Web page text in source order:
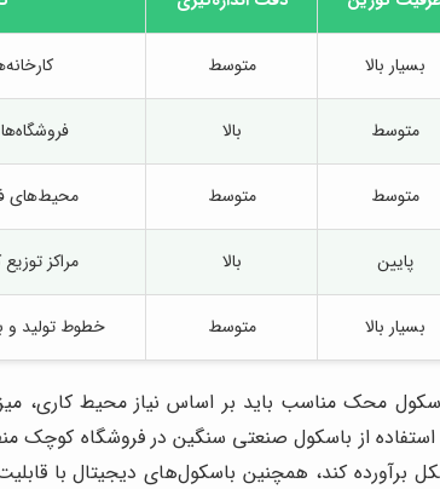
بسیار بالا متوسط
متوسط بالا
متوسط متوسط محیط‌های
پایین بالا مراکز
بسیار بالا متوسط خطوط تولید و
محک مناسب باید بر اساس نیاز محیط کاری،
استفاده از باسکول صنعتی سنگین در فروشگاه
برآورده کند، همچنین باسکول‌های دیجیتال با